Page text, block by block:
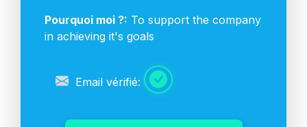
Pourquoi moi ?: To support the company
in achieving it's goals
Email vérifié: